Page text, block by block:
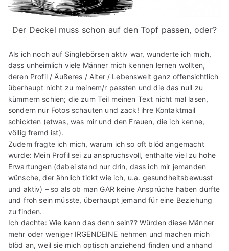
Der Deckel muss schon auf den Topf passen, oder?
Als ich noch auf Singlebörsen aktiv war, wunderte ich mich,
dass unheimlich viele Männer mich kennen lernen wollten,
deren Profil / Äußeres / Alter / Lebenswelt ganz offensichtlich
überhaupt nicht zu meinem/r passten und die das null zu
kümmern schien; die zum Teil meinen Text nicht mal lasen,
sondern nur Fotos schauten und zack! ihre Kontaktmail
schickten (etwas, was mir und den Frauen, die ich kenne,
völlig fremd ist).
Zudem fragte ich mich, warum ich so oft blöd angemacht
wurde: Mein Profil sei zu anspruchsvoll, enthalte viel zu hohe
Erwartungen (dabei stand nur drin, dass ich mir jemanden
wünsche, der ähnlich tickt wie ich, u.a. gesundheitsbewusst
und aktiv) – so als ob man GAR keine Ansprüche haben dürfte
und froh sein müsste, überhaupt jemand für eine Beziehung
zu finden.
Ich dachte: Wie kann das denn sein?? Würden diese Männer
mehr oder weniger IRGENDEINE nehmen und machen mich
blöd an, weil sie mich optisch anziehend finden und anhand